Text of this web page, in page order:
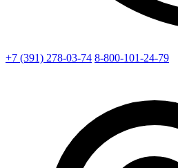
+7 (391) 278-03-74 8-800-101-24-79